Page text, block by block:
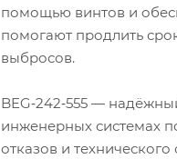
помощью винтов и
помогают продлить
выбросов.
BEG‑242‑555 —
инженерных системах
отказов и